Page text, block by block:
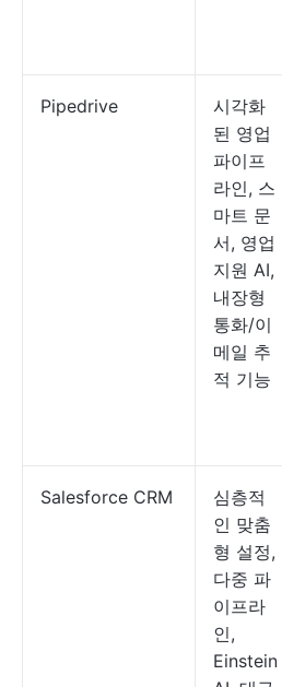
Pipedrive
시각화
된 영업
파이프
라인, 스
마트 문
서, 영업
지원 AI,
내장형
통화/이
메일 추
적 기능
Salesforce CRM
심층적
인 맞춤
형 설정,
다중 파
이프라
인,
Einstein